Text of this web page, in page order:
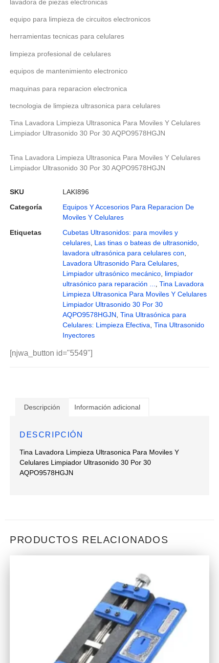
lavadora de piezas electronicas
equipo para limpieza de circuitos electronicos
herramientas tecnicas para celulares
limpieza profesional de celulares
equipos de mantenimiento electronico
maquinas para reparacion electronica
tecnologia de limpieza ultrasonica para celulares
Tina Lavadora Limpieza Ultrasonica Para Moviles Y Celulares
Limpiador Ultrasonido 30 Por 30 AQPO9578HGJN
Tina Lavadora Limpieza Ultrasonica Para Moviles Y Celulares
Limpiador Ultrasonido 30 Por 30 AQPO9578HGJN
SKU
LAKI896
Categoría
Equipos Y Accesorios Para Reparacion De
Moviles Y Celulares
Etiquetas
Cubetas Ultrasonidos: para moviles y
celulares Las tinas o bateas de ultrasonido
lavadora ultrasónica para celulares con
Lavadora Ultrasonido Para Celulares
Limpiador ultrasónico mecánico limpiador
ultrasónico para reparación ...
Tina Lavadora
Limpieza Ultrasonica Para Moviles Y Celulares
Limpiador Ultrasonido 30 Por 30
AQPO9578HGJN Tina Ultrasónica para
Celulares: Limpieza Efectiva Tina Ultrasonido
Inyectores
[njwa_button id="5549"]
Descripción Información adicional
DESCRIPCIÓN
Tina Lavadora Limpieza Ultrasonica Para Moviles Y
Celulares Limpiador Ultrasonido 30 Por 30
AQPO9578HGJN
PRODUCTOS RELACIONADOS